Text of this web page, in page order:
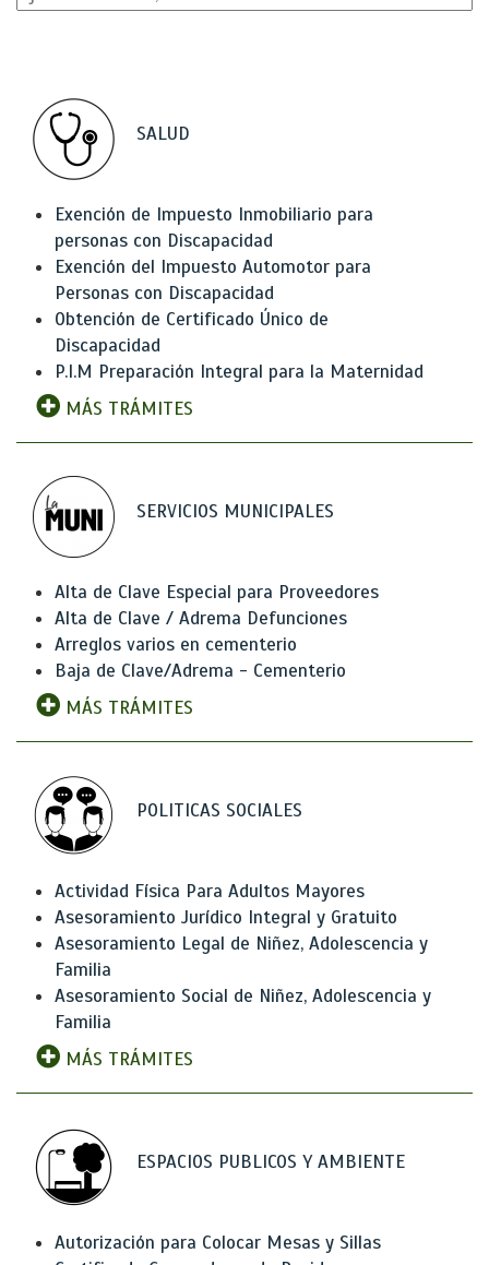
SALUD
Exención de Impuesto Inmobiliario para
personas con Discapacidad
Exención del Impuesto Automotor para
Personas con Discapacidad
Obtención de Certificado Único de
Discapacidad
P.I.M Preparación Integral para la Maternidad
MÁS TRÁMITES
SERVICIOS MUNICIPALES
Alta de Clave Especial para Proveedores
Alta de Clave / Adrema Defunciones
Arreglos varios en cementerio
Baja de Clave/Adrema - Cementerio
MÁS TRÁMITES
POLITICAS SOCIALES
Actividad Física Para Adultos Mayores
Asesoramiento Jurídico Integral y Gratuito
Asesoramiento Legal de Niñez, Adolescencia y
Familia
Asesoramiento Social de Niñez, Adolescencia y
Familia
MÁS TRÁMITES
ESPACIOS PUBLICOS Y AMBIENTE
Autorización para Colocar Mesas y Sillas